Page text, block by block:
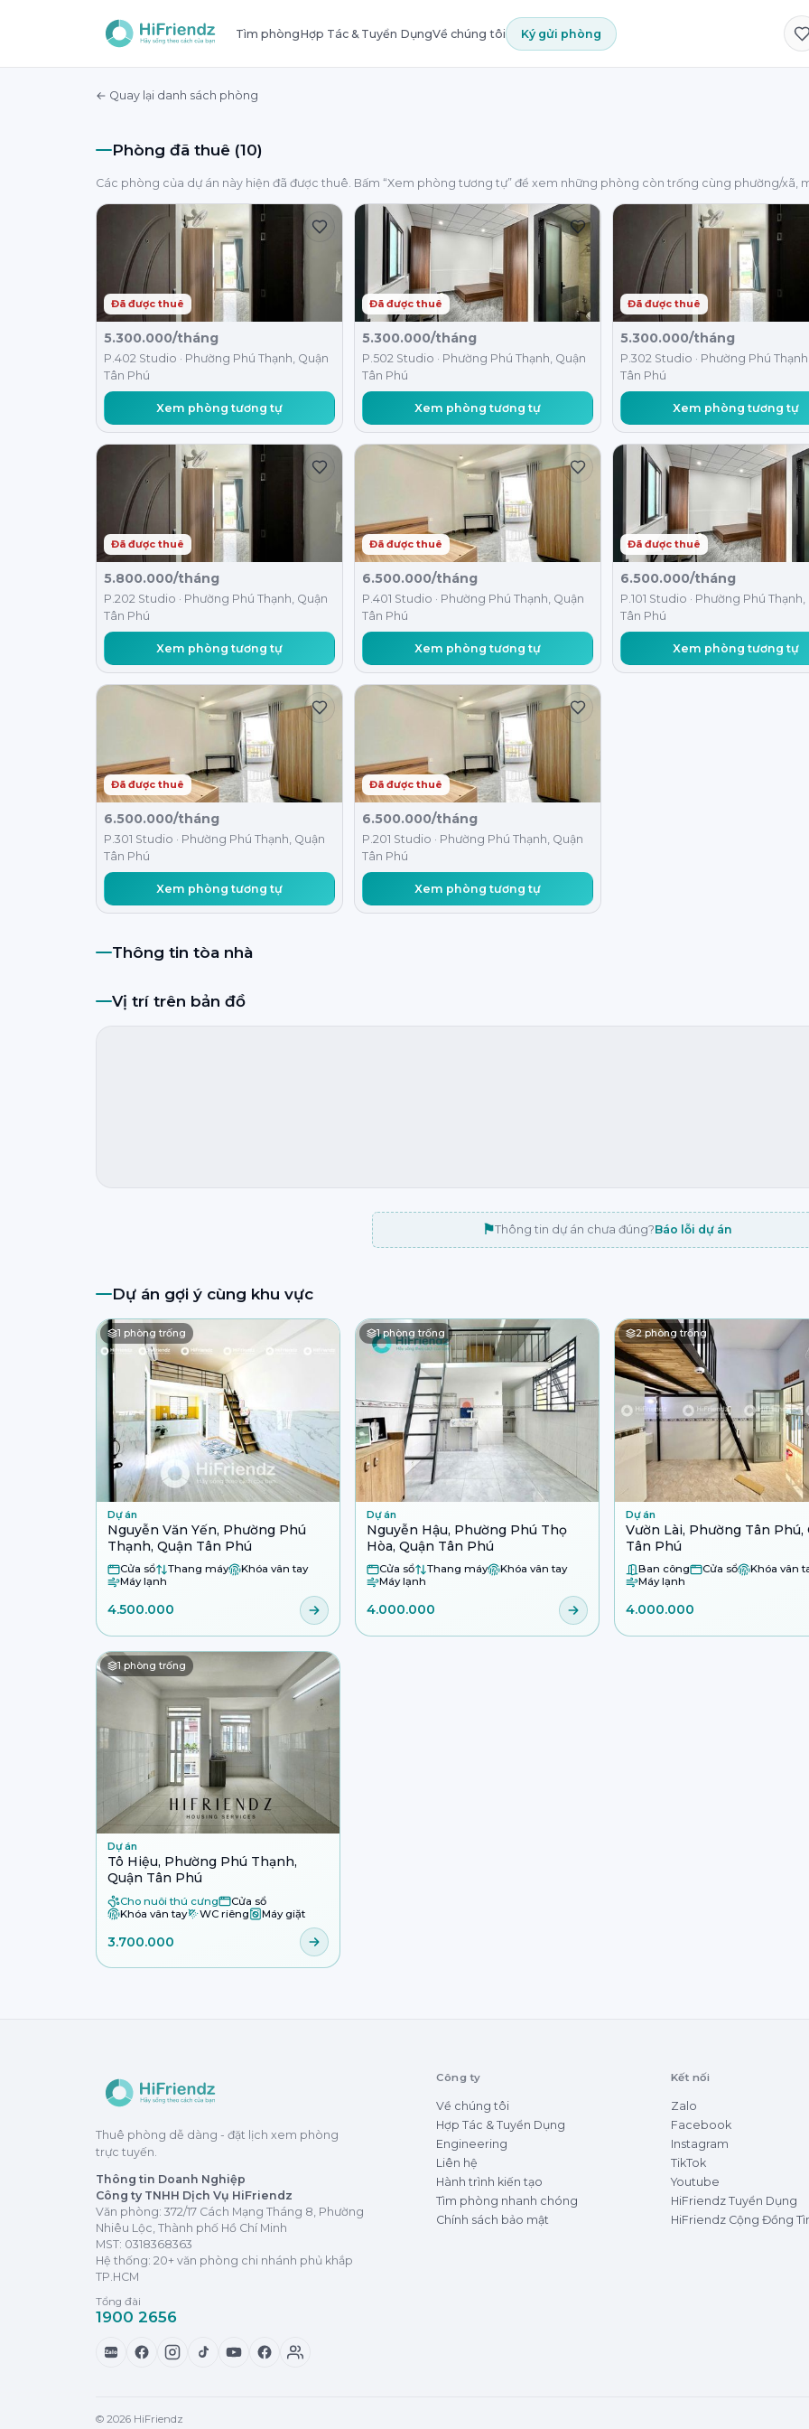
Tìm phòngHợp Tác & Tuyển DụngVề chúng tôi Ký gửi phòng
← Quay lại danh sách phòng
Phòng đã thuê (10)
Các phòng của dự án này hiện đã được thuê. Bấm “Xem phòng tương tự” để xem những phòng còn trống cùng phường/xã,
Đã được thuê
5.300.000/tháng
P.402 Studio · Phường Phú Thạnh, Quận
Tân Phú
Xem phòng tương tự
Đã được thuê
5.300.000/tháng
P.502 Studio · Phường Phú Thạnh, Quận
Tân Phú
Xem phòng tương tự
Đã được thuê
5.300.000/tháng
P.302 Studio · Phường Phú
Tân Phú
Xem phòng tương tự
Đã được thuê
5.800.000/tháng
P.202 Studio · Phường Phú Thạnh, Quận
Tân Phú
Xem phòng tương tự
Đã được thuê
6.500.000/tháng
P.401 Studio · Phường Phú Thạnh, Quận
Tân Phú
Xem phòng tương tự
Đã được thuê
6.500.000/tháng
P.101 Studio · Phường Phú Thạnh,
Tân Phú
Xem phòng tương tự
Đã được thuê
6.500.000/tháng
P.301 Studio · Phường Phú Thạnh, Quận
Tân Phú
Xem phòng tương tự
Đã được thuê
6.500.000/tháng
P.201 Studio · Phường Phú Thạnh, Quận
Tân Phú
Xem phòng tương tự
Thông tin tòa nhà
Vị trí trên bản đồ
⚑Thông tin dự án chưa đúng?Báo lỗi dự án
Dự án gợi ý cùng khu vực
1 phòng trống
Dự án
Nguyễn Văn Yến, Phường Phú
Thạnh, Quận Tân Phú
Cửa sổ Thang máy
Khóa vân tay
Máy lạnh
4.500.000
1phòng trống
Dự án
Nguyễn Hậu, Phường Phú Thọ
Hòa, Quận Tân Phú
Cửa sổ Thang máy
Khóa vân tay
Máy lạnh
4.000.000
2phòng trống
Dự án
Vườn Lài, Phường Tân Phú,
Tân Phú
Ban công Cửa sổ
Khóa vân
Máy lạnh
4.000.000
1phòng trống
Dự án
Tô Hiệu, Phường Phú Thạnh,
Quận Tân Phú
Cho nuôi thú cưng
Cửa sổ
Khóa vân tay
WC riêng Máy giặt
3.700.000
Thuê phòng dễ dàng - đặt lịch xem phòng
trực tuyến.
Thông tin Doanh Nghiệp
Công ty TNHH Dịch Vụ HiFriendz
Văn phòng: 372/17 Cách Mạng Tháng 8, Phường
Nhiêu Lộc, Thành phố Hồ Chí Minh
MST: 0318368363
Hệ thống: 20+ văn phòng chi nhánh phủ khắp
TP.HCM
Tổng đài
1900 2656
Zalo
Công ty
Về chúng tôi
Hợp Tác & Tuyển Dụng
Engineering
Liên hệ
Hành trình kiến tạo
Tìm phòng nhanh chóng
Chính sách bảo mật
Kết nối
Zalo
Facebook
Instagram
TikTok
Youtube
HiFriendz Tuyển Dụng
HiFriendz Cộng Đồng
© 2026 HiFriendz